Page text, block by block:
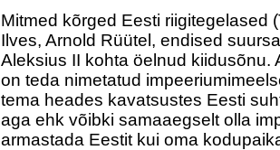
Mitmed kõrged Eesti riigitegelased
Ilves, Arnold Rüütel, endised
Aleksius II kohta öelnud kiidusõnu.
on teda nimetatud
tema heades kavatsustes Eesti
aga ehk võibki samaaegselt olla
armastada Eestit kui oma